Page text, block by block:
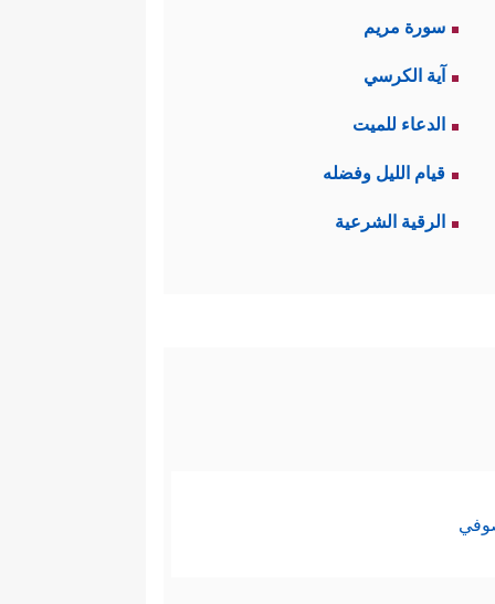
سورة مريم
آية الكرسي
الدعاء للميت
قيام الليل وفضله
الرقية الشرعية